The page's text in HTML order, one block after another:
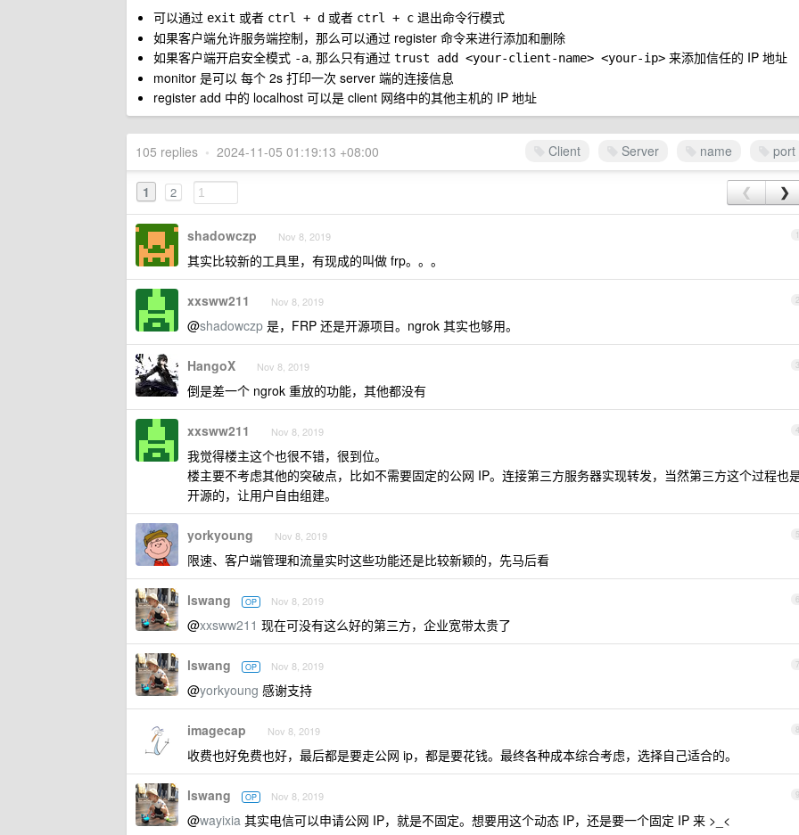
可以通过 exit 或者 ctrl + d 或者 ctrl + c 退出命令行模式
如果客户端允许服务端控制，那么可以通过 register 命令来进行添加和删除
如果客户端开启安全模式 -a, 那么只有通过 trust add <your-client-name> <your-ip> 来添加信任的 IP 地址
monitor 是可以 每个 2s 打印一次 server 端的连接信息
register add 中的 localhost 可以是 client 网络中的其他主机的 IP 地址
Client Server name port
105 replies • 2024-11-05 01:19:13 +08:00
1 2 ❮ ❯
1
shadowczp Nov 8, 2019
其实比较新的工具里，有现成的叫做 frp。。。
2
xxsww211 Nov 8, 2019
@shadowczp 是，FRP 还是开源项目。ngrok 其实也够用。
3
HangoX Nov 8, 2019
倒是差一个 ngrok 重放的功能，其他都没有
4
xxsww211 Nov 8, 2019
我觉得楼主这个也很不错，很到位。
楼主要不考虑其他的突破点，比如不需要固定的公网 IP。连接第三方服务器实现转发，当然第三方这个过程也
开源的，让用户自由组建。
5
yorkyoung Nov 8, 2019
限速、客户端管理和流量实时这些功能还是比较新颖的，先马后看
6
lswang OP Nov 8, 2019
@xxsww211 现在可没有这么好的第三方，企业宽带太贵了
7
lswang OP Nov 8, 2019
@yorkyoung 感谢支持
8
imagecap Nov 8, 2019
收费也好免费也好，最后都是要走公网 ip，都是要花钱。最终各种成本综合考虑，选择自己适合的。
9
lswang OP Nov 8, 2019
@wayixia 其实电信可以申请公网 IP，就是不固定。想要用这个动态 IP，还是要一个固定 IP 来 >_<